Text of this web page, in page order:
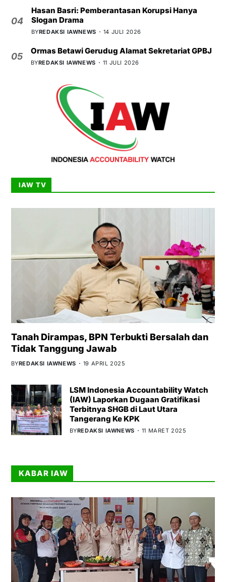
04
Hasan Basri: Pemberantasan Korupsi Hanya
Slogan Drama
BYREDAKSI IAWNEWS 14 JULI 2026
05
Ormas Betawi Gerudug Alamat Sekretariat GPBJ
BYREDAKSI IAWNEWS 11 JULI 2026
IAW TV
Tanah Dirampas, BPN Terbukti Bersalah dan
Tidak Tanggung Jawab
BYREDAKSI IAWNEWS 19 APRIL 2025
LSM Indonesia Accountability Watch
(IAW) Laporkan Dugaan Gratifikasi
Terbitnya SHGB di Laut Utara
Tangerang Ke KPK
BYREDAKSI IAWNEWS 11 MARET 2025
KABAR IAW